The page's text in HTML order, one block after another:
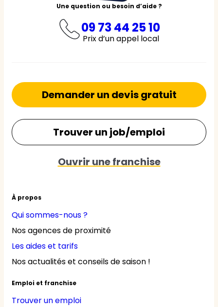
Une question ou besoin d’aide ?
09 73 44 25 10
Prix d’un appel local
À propos
Qui sommes-nous ?
Nos agences de proximité
Les aides et tarifs
Nos actualités et conseils de saison !
Emploi et franchise
Trouver un emploi
Demander un devis gratuit
Trouver un job/emploi
Ouvrir une franchise